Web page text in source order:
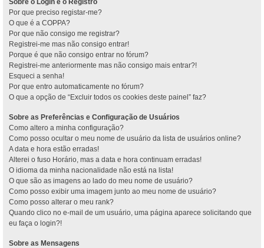
Sobre o Login e o Registro
Por que preciso registar-me?
O que é a COPPA?
Por que não consigo me registrar?
Registrei-me mas não consigo entrar!
Porque é que não consigo entrar no fórum?
Registrei-me anteriormente mas não consigo mais entrar?!
Esqueci a senha!
Por que entro automaticamente no fórum?
O que a opção de “Excluir todos os cookies deste painel” faz?
Sobre as Preferências e Configuração de Usuários
Como altero a minha configuração?
Como posso ocultar o meu nome de usuário da lista de usuários online?
A data e hora estão erradas!
Alterei o fuso Horário, mas a data e hora continuam erradas!
O idioma da minha nacionalidade não está na lista!
O que são as imagens ao lado do meu nome de usuário?
Como posso exibir uma imagem junto ao meu nome de usuário?
Como posso alterar o meu rank?
Quando clico no e-mail de um usuário, uma página aparece solicitando que
eu faça o login?!
Sobre as Mensagens